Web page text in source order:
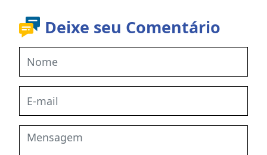
Deixe seu Comentário